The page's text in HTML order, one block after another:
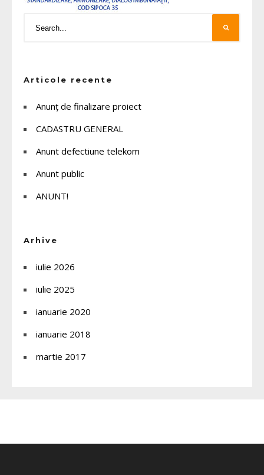
Articole recente
Anunț de finalizare proiect
CADASTRU GENERAL
Anunt defectiune telekom
Anunt public
ANUNT!
Arhive
iulie 2026
iulie 2025
ianuarie 2020
ianuarie 2018
martie 2017